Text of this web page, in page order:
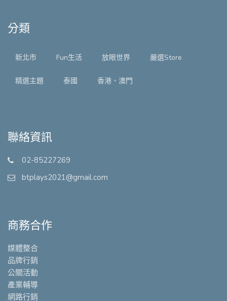
分類
新北市 Fun生活 放眼世界 嚴選Store
精選主題 泰國 香港、澳門
聯絡資訊
02-85227269
btplays2021@gmail.com
商務合作
媒體整合
品牌行銷
公關活動
產業輔導
網路行銷